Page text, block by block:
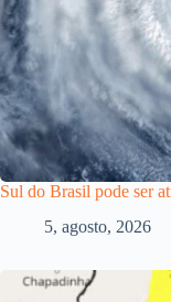
Sul do Brasil pode ser
5, agosto, 2026